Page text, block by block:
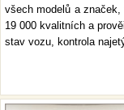
všech modelů a
19 000 kvalitních a
stav vozu, kontrola